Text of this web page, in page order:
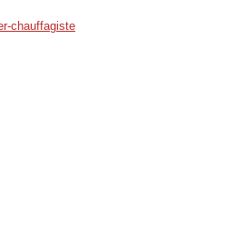
chauffagiste